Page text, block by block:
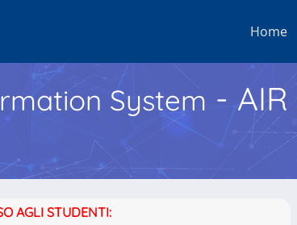
Home
System - AIR
AGLI STUDENTI: